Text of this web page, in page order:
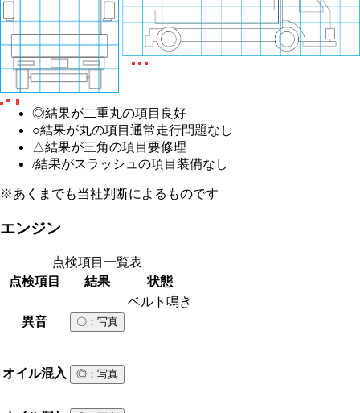
◎結果が二重丸の項目 良好
○結果が丸の項目 通常走行問題なし
△結果が三角の項目 要修理
/結果がスラッシュの項目 装備なし
※あくまでも当社判断によるものです
エンジン
点検項目一覧表
点検項目
結果 状態
異音 〇 ：写真
ベルト鳴き
オイル混入 ◎ ：写真